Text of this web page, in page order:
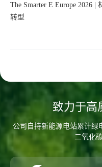
林洋能源北欧首个电网侧储
里程碑！
致力于高
公司自持新能源电站累计绿
二氧化